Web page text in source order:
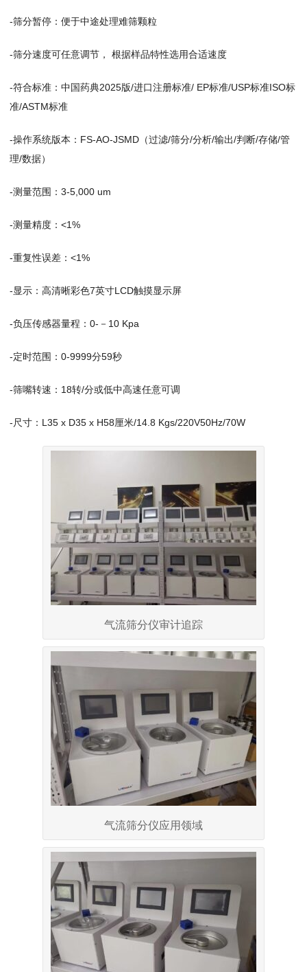
-筛分暂停：便于中途处理难筛颗粒
-筛分速度可任意调节， 根据样品特性选用合适速度
-符合标准：中国药典2025版/进口注册标准/ EP标准/USP标准ISO标
准/ASTM标准
-操作系统版本：FS-AO-JSMD（过滤/筛分/分析/输出/判断/存储/管
理/数据）
-测量范围：3-5,000 um
-测量精度：<1%
-重复性误差：<1%
-显示：高清晰彩色7英寸LCD触摸显示屏
-负压传感器量程：0-－10 Kpa
-定时范围：0-9999分59秒
-筛嘴转速：18转/分或低中高速任意可调
-尺寸：L35 x D35 x H58厘米/14.8 Kgs/220V50Hz/70W
气流筛分仪审计追踪
气流筛分仪应用领域